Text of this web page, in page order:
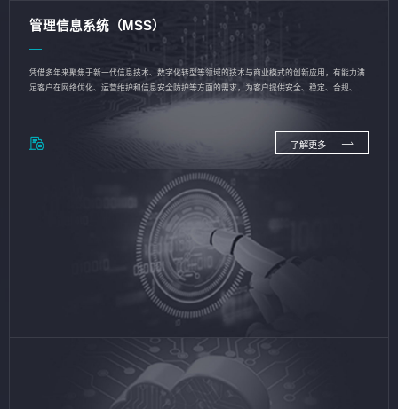
管理信息系统（MSS）
凭借多年来聚焦于新一代信息技术、数字化转型等领域的技术与商业模式的创新应用，有能力满
足客户在网络优化、运营维护和信息安全防护等方面的需求，为客户提供安全、稳定、合规、持
了解更多